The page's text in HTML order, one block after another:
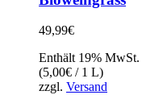
49,99€
Enthält 19% MwSt.
(5,00€ / 1 L)
zzgl. Versand